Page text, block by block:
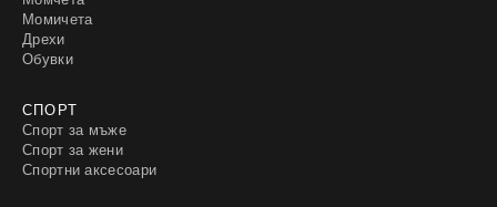
Момичета
Дрехи
Обувки
СПОРТ
Спорт за мъже
Спорт за жени
Спортни аксесоари